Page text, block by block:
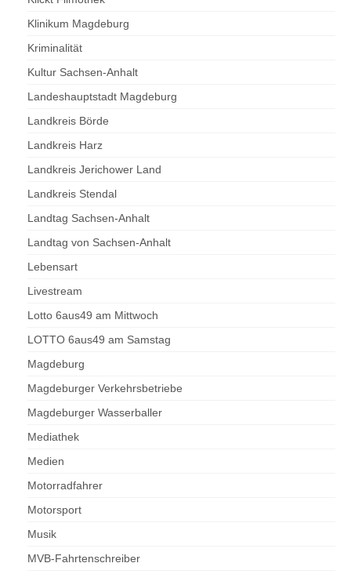
Klinikum Magdeburg
Kriminalität
Kultur Sachsen-Anhalt
Landeshauptstadt Magdeburg
Landkreis Börde
Landkreis Harz
Landkreis Jerichower Land
Landkreis Stendal
Landtag Sachsen-Anhalt
Landtag von Sachsen-Anhalt
Lebensart
Livestream
Lotto 6aus49 am Mittwoch
LOTTO 6aus49 am Samstag
Magdeburg
Magdeburger Verkehrsbetriebe
Magdeburger Wasserballer
Mediathek
Medien
Motorradfahrer
Motorsport
Musik
MVB-Fahrtenschreiber